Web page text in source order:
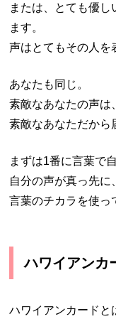
または、とても優
ます。
声はとてもその人を
あなたも同じ。
素敵なあなたの声は
素敵なあなただから
まずは1番に言葉で
自分の声が真っ先に
言葉のチカラを使っ
ハワイアンカ
ハワイアンカードと